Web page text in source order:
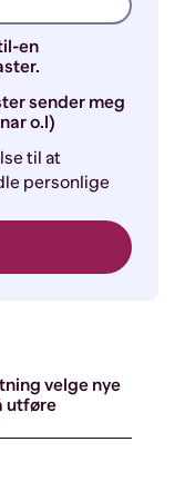
en
sender meg
o.l)
til at
personlige
velge nye
utføre